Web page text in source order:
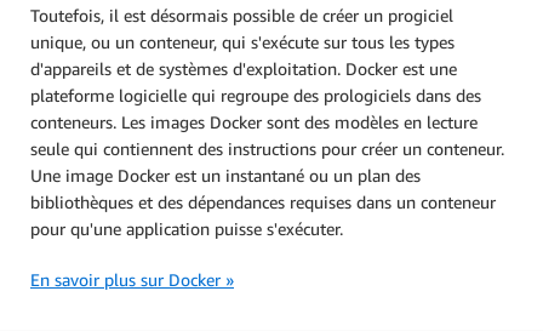
Toutefois, il est désormais possible de créer un progiciel
unique, ou un conteneur, qui s'exécute sur tous les types
d'appareils et de systèmes d'exploitation. Docker est une
plateforme logicielle qui regroupe des prologiciels dans des
conteneurs. Les images Docker sont des modèles en lecture
seule qui contiennent des instructions pour créer un conteneur.
Une image Docker est un instantané ou un plan des
bibliothèques et des dépendances requises dans un conteneur
pour qu'une application puisse s'exécuter.
En savoir plus sur Docker »